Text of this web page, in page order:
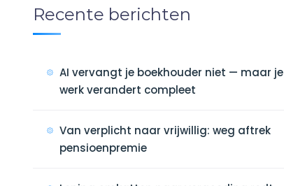
Recente berichten
AI vervangt je boekhouder niet — maar je
werk verandert compleet
Van verplicht naar vrijwillig: weg aftrek
pensioenpremie